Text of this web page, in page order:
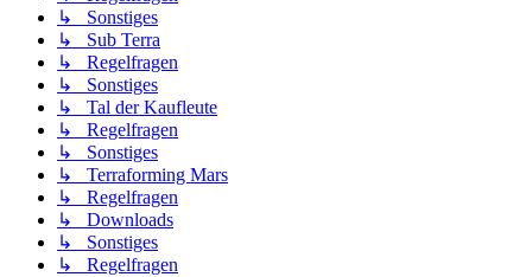
↳ Sonstiges
↳ Sub Terra
↳ Regelfragen
↳ Sonstiges
↳ Tal der Kaufleute
↳ Regelfragen
↳ Sonstiges
↳ Terraforming Mars
↳ Regelfragen
↳ Downloads
↳ Sonstiges
↳ Regelfragen